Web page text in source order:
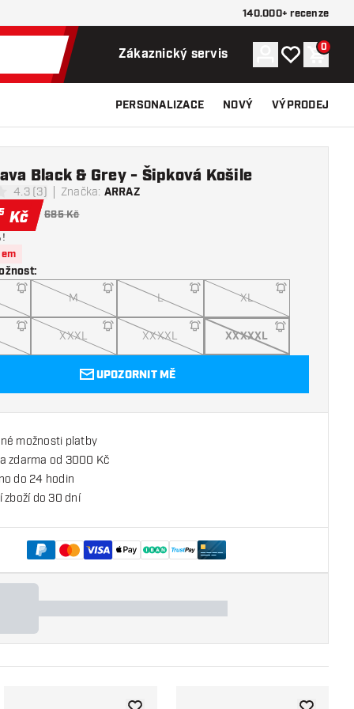
140.000+ recenze
Zákaznický servis ÚčetMůj seznam
0
PERSONALIZACE NOVÝ VÝPRODEJ
hvězdičky
4.3 (3) Značka: ARRAZ
Black & Grey - Šipková Košile
Kč 685 Kč
!
:
M L XL
XXXL XXXXL XXXXXL
UPOZORNIT MĚ
možnosti platby
zdarma od 3000 Kč
do 24 hodin
zboží do 30 dní